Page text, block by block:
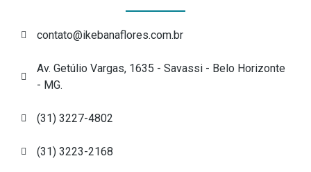
contato@ikebanaflores.com.br
Av. Getúlio Vargas, 1635 - Savassi - Belo Horizonte
- MG.
(31) 3227-4802
(31) 3223-2168